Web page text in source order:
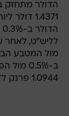
1.4371
לליש"ט, לאחר
ב-0.5%
1.0944 פרנק לדולר.